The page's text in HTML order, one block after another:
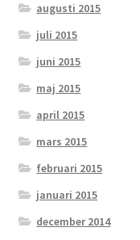
augusti 2015
juli 2015
juni 2015
maj 2015
april 2015
mars 2015
februari 2015
januari 2015
december 2014